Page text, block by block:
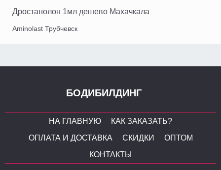
Дростанолон 1мл дешево Махачкала
Aminolast Трубчевск
БОДИБИЛДИНГ
НА ГЛАВНУЮ
КАК ЗАКАЗАТЬ?
ОПЛАТА И ДОСТАВКА
СКИДКИ
ОПТОМ
КОНТАКТЫ